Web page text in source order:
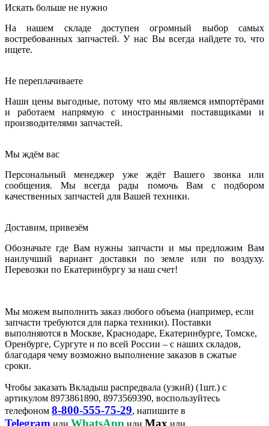
Искать больше не нужно
На нашем складе доступен огромный выбор самых
востребованных запчастей. У нас Вы всегда найдете то, что
ищете.
Не переплачиваете
Наши цены выгодные, потому что мы являемся импортёрами
и работаем напрямую с иностранными поставщиками и
производителями запчастей.
Мы ждём вас
Персональный менеджер уже ждёт Вашего звонка или
сообщения. Мы всегда рады помочь Вам с подбором
качественных запчастей для Вашей техники.
Доставим, привезём
Обозначьте где Вам нужны запчасти и мы предложим Вам
наилучший вариант доставки по земле или по воздуху.
Перевозки по Екатеринбургу за наш счет!
Мы можем выполнить заказ любого объема (например, если
запчасти требуются для парка техники). Поставки
выполняются в Москве, Краснодаре, Екатеринбурге, Томске,
Оренбурге, Сургуте и по всей России – с наших складов,
благодаря чему возможно выполнение заказов в сжатые
сроки.
Чтобы заказать Вкладыш распредвала (узкий) (1шт.) с
артикулом 8973861890, 8973569390, воспользуйтесь
телефоном 8-800-555-75-29, напишите в